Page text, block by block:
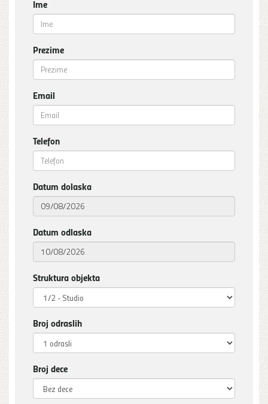
Ime
Prezime
Email
Telefon
Datum dolaska
Datum odlaska
Struktura objekta
Broj odraslih
Broj dece